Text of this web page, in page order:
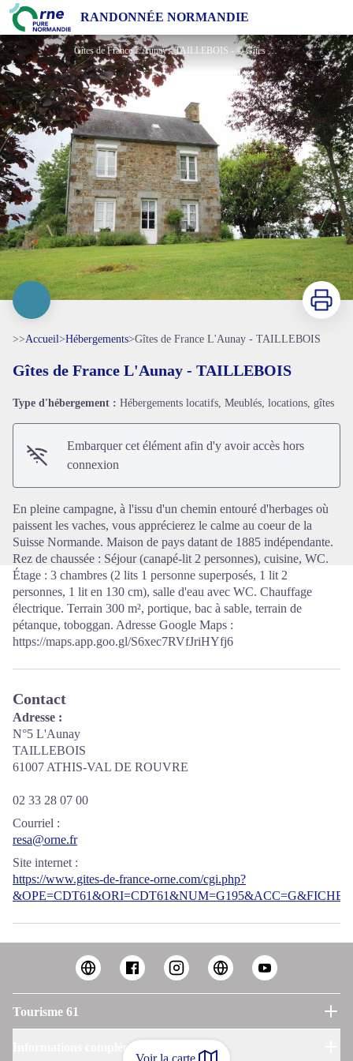
RANDONNÉE NORMANDIE
Gîtes de France L'Aunay - TAILLEBOIS
Voir la carte
Gîtes de France L'Aunay - TAILLEBOIS - © Gites de France Orne
Voir l'image en plein écran
Imprimer
>>Accueil>Hébergements>Gîtes de France L'Aunay - TAILLEBOIS
Gîtes de France L'Aunay - TAILLEBOIS
Type d'hébergement : Hébergements locatifs, Meublés, locations, gîtes
Embarquer cet élément afin d'y avoir accès hors
connexion
En pleine campagne, à l'issu d'un chemin entouré d'herbages où
paissent les vaches, vous apprécierez le calme au coeur de la
Suisse Normande. Maison de pays datant de 1885 indépendante.
Rez de chaussée : Séjour (canapé-lit 2 personnes), cuisine, WC.
Étage : 3 chambres (2 lits 1 personne superposés, 1 lit 2
personnes, 1 lit en 130 cm), salle d'eau avec WC. Chauffage
électrique. Terrain 300 m², portique, bac à sable, terrain de
pétanque, toboggan. Adresse Google Maps :
https://maps.app.goo.gl/S6xec7RVfJriHYfj6
Contact
Adresse :
N°5 L'Aunay
TAILLEBOIS
61007 ATHIS-VAL DE ROUVRE
02 33 28 07 00
Courriel :
resa@orne.fr
Site internet :
https://www.gites-de-france-orne.com/cgi.php?
Tourisme 61
Informations complémentaires